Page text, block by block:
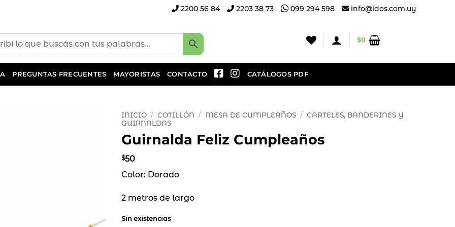
2200 56 84 2203 38 73 099 294 598 info@idos.com.uy
$0
PREGUNTAS FRECUENTES MAYORISTAS CONTACTO CATÁLOGOS PDF
INICIO / COTILLÓN / MESA DE CUMPLEAÑOS / CARTELES, BANDERINES Y
GUIRNALDAS
Guirnalda Feliz Cumpleaños
$50
Color: Dorado
2 metros de largo
Sin existencias